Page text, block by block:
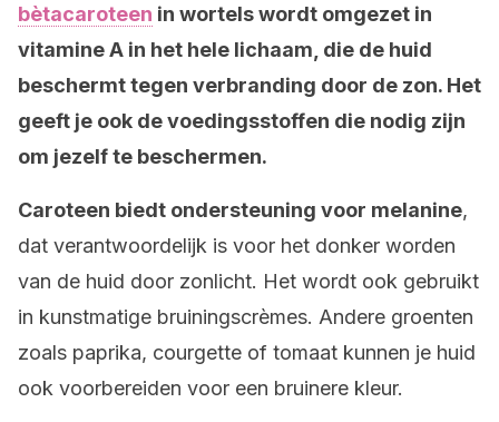
bètacaroteen in wortels wordt omgezet in
vitamine A in het hele lichaam, die de huid
beschermt tegen verbranding door de zon. Het
geeft je ook de voedingsstoffen die nodig zijn
om jezelf te beschermen.
Caroteen biedt ondersteuning voor melanine,
dat verantwoordelijk is voor het donker worden
van de huid door zonlicht. Het wordt ook gebruikt
in kunstmatige bruiningscrèmes. Andere groenten
zoals paprika, courgette of tomaat kunnen je huid
ook voorbereiden voor een bruinere kleur.